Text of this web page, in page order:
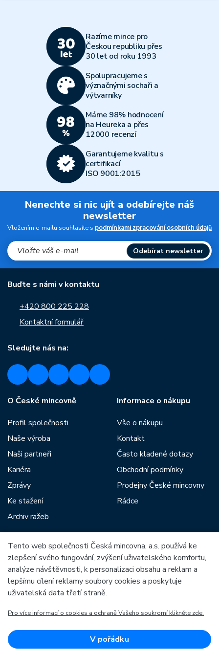
Razíme mince pro
Českou republiku přes
30 let od roku 1993
Spolupracujeme s
význačnými sochaři a
výtvarníky
Máme 98% hodnocení
na Heureka a přes
12000 recenzí
Garantujeme kvalitu s
certifikací
ISO 9001:2015
Nenechte si nic ujít a odebírejte náš
newsletter
Vložením e-mailu souhlasíte s podmínkami zpracování osobních údajů
Odebírat newsletter
Buďte s námi v kontaktu
+420 800 225 228
Kontaktní formulář
Sledujte nás na:
O České mincovně
Profil společnosti
Naše výroba
Naši partneři
Kariéra
Zprávy
Ke stažení
Archiv ražeb
Informace o nákupu
Vše o nákupu
Kontakt
Často kladené dotazy
Obchodní podmínky
Prodejny České mincovny
Rádce
Mezi naše partnery patří:
Evropská unie
OP Podnikání a inovace pro konkurenceschopnost
Evropský fond pro regionální rozvoj
Tento web společnosti Česká mincovna, a.s. používá ke
zlepšení svého fungování, zvýšení uživatelského komfortu,
analýze návštěvnosti, k personalizaci obsahu a reklam a
lepšímu cílení reklamy soubory cookies a poskytuje
uživatelská data třetí straně.
Pro více informací o cookies a ochraně Vašeho soukromí klikněte zde.
V pořádku